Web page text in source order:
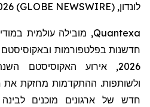
לונדון, March 03, 2026 (GLOBE NEWSWIRE) --
Quantexa, מובילה עולמית
חדשנות בפלטפורמות ובאקוסיסטם
2026, אירוע האקוסיסטם
ולשותפות. ההתקדמות מחזקת את
חדש של ארגונים מוכנים